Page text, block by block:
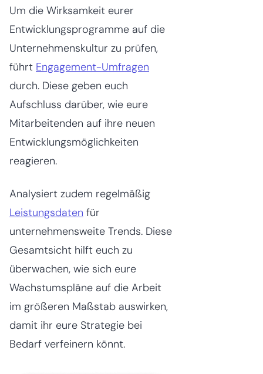
Um die Wirksamkeit eurer
Entwicklungsprogramme auf die
Unternehmenskultur zu prüfen,
führt Engagement-Umfragen
durch. Diese geben euch
Aufschluss darüber, wie eure
Mitarbeitenden auf ihre neuen
Entwicklungsmöglichkeiten
reagieren.
Analysiert zudem regelmäßig
Leistungsdaten für
unternehmensweite Trends. Diese
Gesamtsicht hilft euch zu
überwachen, wie sich eure
Wachstumspläne auf die Arbeit
im größeren Maßstab auswirken,
damit ihr eure Strategie bei
Bedarf verfeinern könnt.